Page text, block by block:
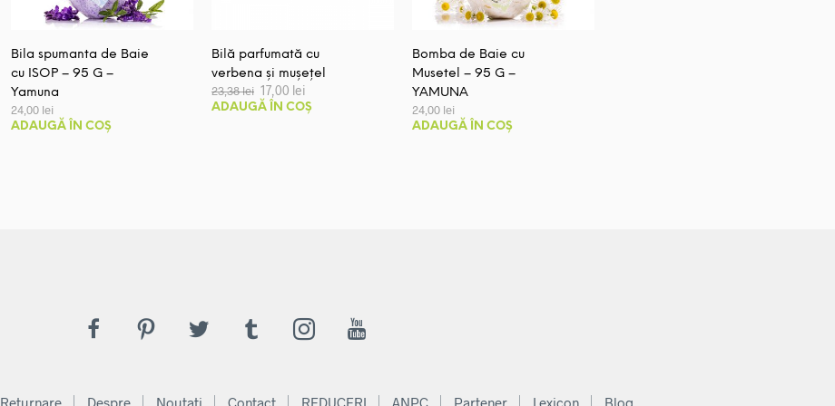
Bila spumanta de Baie
cu ISOP – 95 G –
Yamuna
24,00 lei
ADAUGĂ ÎN COȘ
Bilă parfumată cu
verbena și mușețel
23,38lei Prețul
inițial
a
17,00 lei Prețul
curent
este:
ADAUGĂ ÎN COȘ
Bomba de Baie cu
Musetel – 95 G –
YAMUNA
24,00 lei
ADAUGĂ ÎN COȘ
Returnare Despre Noutati Contact REDUCERI ANPC Partener Lexicon Blog